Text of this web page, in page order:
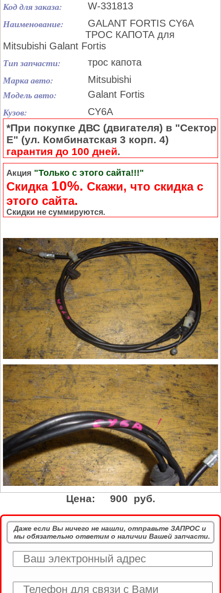
Код для заказа: W-331813
Наименование:
GALANT FORTIS CY6A
ТРОС КАПОТА для
Mitsubishi Galant Fortis
Тип запчасти: трос капота
Марка авто: Mitsubishi
Модель авто: Galant Fortis
Кузов: CY6A
*При покупке ДВС (двигателя) в "Сектор
Е" (ул. Комбинатская 3 корп. 4)
гарантия до 100 дней.
Акция "Только с этого сайта!!!"
Скидка 10%. Cкажи, что скидка с
этого сайта.
Скидки не суммируются.
Цена: 900 руб.
Даже если Вы ничего не нашли, отправьте ЗАПРОС и
мы обязательно ответим о наличии Вашей запчасти.